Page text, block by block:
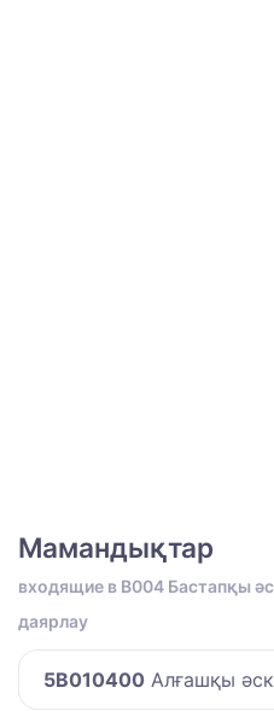
Мамандықтар
входящие в B004 Бастапқы
даярлау
5B010400 Алғашқы